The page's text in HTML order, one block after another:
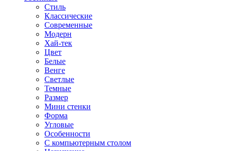
Стиль
Классические
Современные
Модерн
Хай-тек
Цвет
Белые
Венге
Светлые
Темные
Размер
Мини стенки
Форма
Угловые
Особенности
С компьютерным столом